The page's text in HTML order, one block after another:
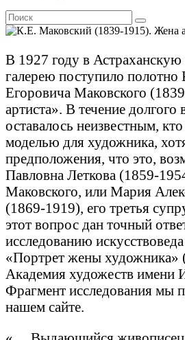
В 1927 году в
галерею поступило полотно
Егоровича Маковского
артиста». В течение долгого
оставалось неизвестным,
моделью для художника,
предположения, что это,
Павловна Леткова (1859-
Маковского, или Мария
(1869-1919), его третья
этот вопрос дан точный
исследованию
«Портрет жены художника»
Академия художеств имени
Фрагмент исследования мы
нашем сайте.